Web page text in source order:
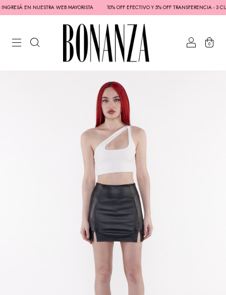
EN NUESTRA WEB MAYORISTA 10% OFF EFECTIVO Y 5% OFF TRANSFERENCIA - 3
0